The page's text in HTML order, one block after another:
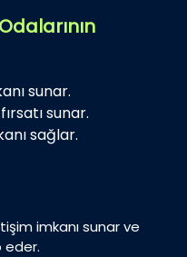
sunar.
sunar.
sağlar.
imkanı sunar ve
eder.